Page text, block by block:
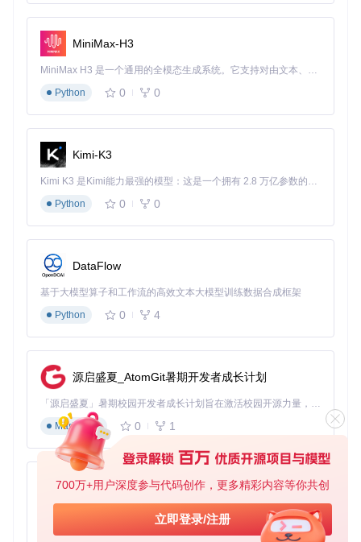
700万+用户深度参与代码创作，更多精彩内容等你共创
立即登录/注册
首先，通过npm安装：
或者在你的JSON配置文件中添加相关设置：
"opts"
{
}
值得注意的是，对于某些Closure Compiler特性的支持，还需
{
"plugins": [ "./node_modules/tsd-jsdoc/dist/plugin"
"opts"
"template": "./node_modules/tsd-jsdoc/dist"
}
虽然tsd-jsdoc尽力处理各种情况，但仍然有一些不被支持的特
性，如默认导出等。不过，这并不影响大多数常见情况下的使
总的来说，tsd-jsdoc是一个强大且实用的工具，可以帮助你在
享受TypeScript带来的便利的同时，充分利用现有的JSDoc注
释。如果你正处在JSDoc与TypeScript的交汇点，不妨试试tsd
MiniMax-H3
MiniMax H3 是一个通用的全模态生成系统。它支持对由文本、图像、视频和音频组成的多模态上下文进行统一理解，并能生成分辨率高达 2K、时长可达 15 秒的带原生立体声音频的视频。得益于面向任务泛化的系统设计，H3 在预训练阶段就已具备广泛的多模态上下文理解与生成能力，能够出色地执行复杂的多模态指令。
Python
0 0
Kimi-K3
Kimi K3 是Kimi能力最强的模型：这是一个拥有 2.8 万亿参数的混合专家（MoE）模型，具备原生视觉理解能力，并支持 100 万 token 的上下文窗口。
Python
0 0
DataFlow
基于大模型算子和工作流的高效文本大模型训练数据合成框架
Python
0 4
源启盛夏_AtomGit暑期开发者成长计划
「源启盛夏」暑期校园开发者成长计划旨在激活校园开源力量，通过积分激励、认证扶持、资源倾斜等形式，引导高校组织和开发者完成「入驻 — 建项目 — 做贡献 — 获认证 — 得资源」的完整闭环。无论你是想带领社团入驻平台的组织者，还是希望用代码贡献证明自己的开发者，都能在这里找到属于你的成长路径。
Markdown
0 1
py-xiaozhi
基于Python的Xiaozhi AI，适用于想要完整Xiaozhi体验而无需拥有专用硬件的用户。
Python
0 1